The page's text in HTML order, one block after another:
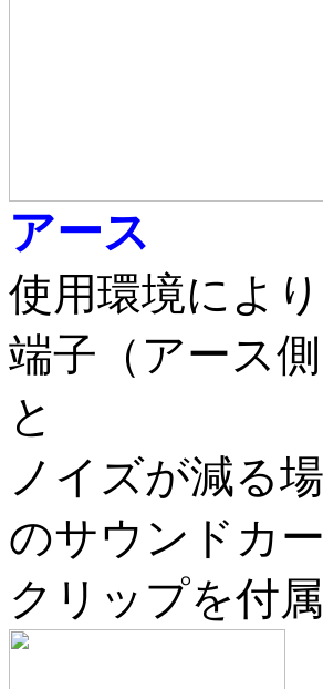
アース
使用環境によ
端子（アース
と
ノイズが減る
のサウンドカ
クリップを付